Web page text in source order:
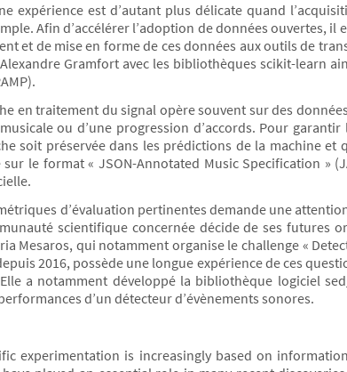
expérience est d’autant plus délicate quand
Afin d’accélérer l’adoption de données ouvertes,
et de mise en forme de ces données aux outils de
Alexandre Gramfort avec les bibliothèques scikit-learn
en traitement du signal opère souvent sur des
ou d’une progression d’accords. Pour
soit préservée dans les prédictions de la machine et
sur le format « JSON-Annotated Music Specification »
d’évaluation pertinentes demande une
scientifique concernée décide de ses futures
Mesaros, qui notamment organise le challenge «
2016, possède une longue expérience de ces
a notamment développé la bibliothèque logiciel
d’un détecteur d’évènements sonores.
experimentation is increasingly based on